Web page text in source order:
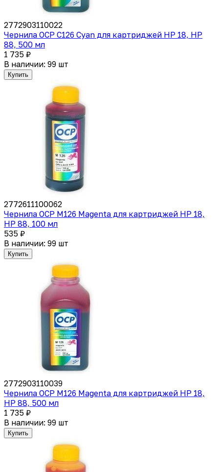
2772903110022
Чернила OCP C126 Cyan для картриджей HP 18, HP
88, 500 мл
1 735 ₽
В наличии: 99 шт
Купить
2772611100062
Чернила OCP M126 Magenta для картриджей HP 18,
HP 88, 100 мл
535 ₽
В наличии: 99 шт
Купить
2772903110039
Чернила OCP M126 Magenta для картриджей HP 18,
HP 88, 500 мл
1 735 ₽
В наличии: 99 шт
Купить